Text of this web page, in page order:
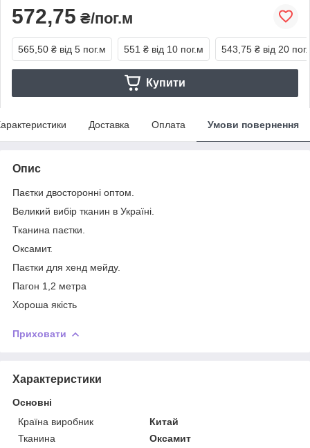
572,75 ₴/пог.м
565,50 ₴ від 5 пог.м 551 ₴ від 10 пог.м 543,75 ₴ від 20
Купити
Доставка Оплата Умови повернення
Опис
Паєтки двосторонні оптом.
Великий вибір тканин в Україні.
Тканина паєтки.
Оксамит.
Паєтки для хенд мейду.
Пагон 1,2 метра
Хороша якість
Приховати
Характеристики
Основні
Країна виробник
Китай
Тканина
Оксамит